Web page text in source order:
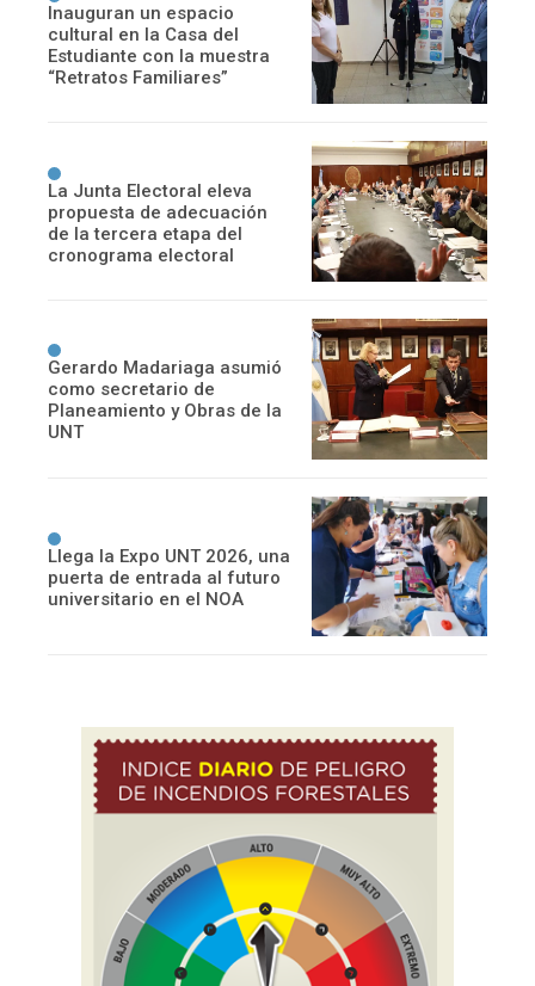
Inauguran un espacio
cultural en la Casa del
Estudiante con la muestra
“Retratos Familiares”
La Junta Electoral eleva
propuesta de adecuación
de la tercera etapa del
cronograma electoral
Gerardo Madariaga asumió
como secretario de
Planeamiento y Obras de la
UNT
Llega la Expo UNT 2026, una
puerta de entrada al futuro
universitario en el NOA